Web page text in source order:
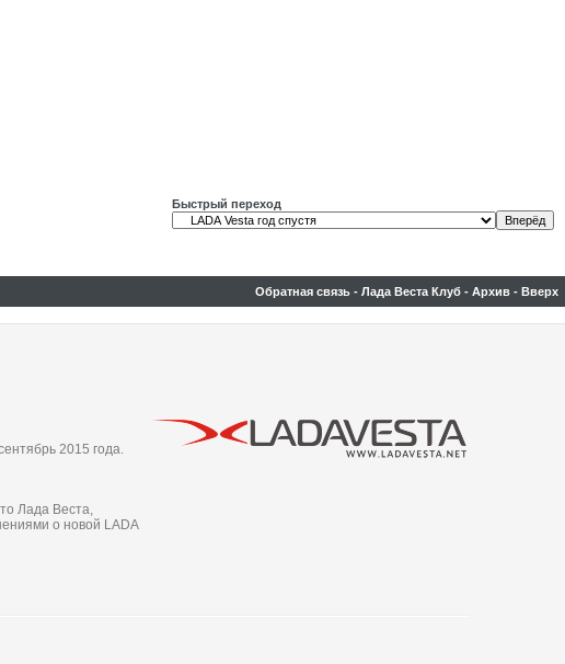
Быстрый переход
Обратная связь - Лада Веста Клуб - Архив - Вверх
2015 года.
Лада Веста,
о новой LADA